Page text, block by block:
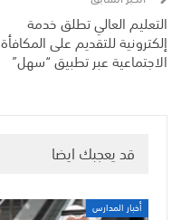
التعليم العالي تطلق خدمة
إلكترونية للتقديم على المكافأة
الاجتماعية عبر تطبيق “سهل”
قد يعجبك ايضا
أخبار المدارس